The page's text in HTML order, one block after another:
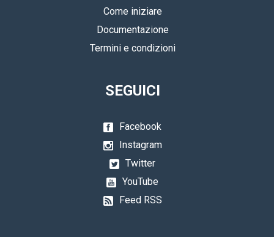
Come iniziare
Documentazione
Termini e condizioni
SEGUICI
Facebook
Instagram
Twitter
YouTube
Feed RSS